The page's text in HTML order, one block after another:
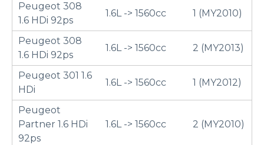
Peugeot 308
1.6 HDi 92ps
1.6L -> 1560cc 1 (MY2010)
Peugeot 308
1.6 HDi 92ps
1.6L -> 1560cc 2 (MY2013)
Peugeot 301 1.6
HDi
1.6L -> 1560cc 1 (MY2012)
Peugeot
Partner 1.6 HDi
92ps
1.6L -> 1560cc 2 (MY2010)